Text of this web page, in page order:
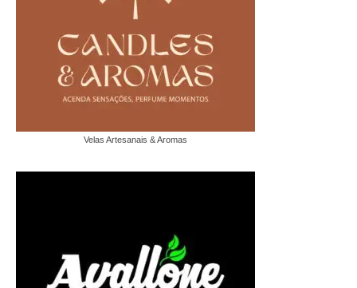
Velas Artesanais & Aromas